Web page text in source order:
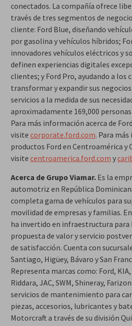
conectados. La compañía ofrece
través de tres segmentos de
cliente: Ford Blue, diseñando
por gasolina y vehículos híbridos;
innovadores vehículos eléctricos y
definen experiencias digitales
clientes; y Ford Pro, ayudando a los
transformar y expandir sus
servicios a la medida de sus
aproximadamente 169,000
Para más información acerca de
visite corporate.ford.com. Para
productos Ford en Centroamérica y
visite centroamerica.ford.com y
Acerca de Grupo Viamar. Es la
automotriz en República
completa gama de vehículos para
movilidad de empresas y familias.
ha invertido en infraestructura
propuesta de valor y servicio
de satisfacción. Cuenta con
Santiago, Higüey, Bávaro y San
Representa marcas como: Ford,
Riddara, JAC, SWM, Shineray,
servicios de mantenimiento para
piezas, accesorios, lubricantes y
Motorcraft a través de su división